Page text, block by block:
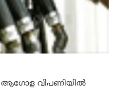
വിപണിയില്‍